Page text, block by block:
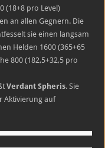
(18+8 pro Level)
an allen Gegnern. Die
sie einen langsam
Helden 1600 (365+65
800 (182,5+32,5 pro
Verdant Spheris. Sie
Aktivierung auf